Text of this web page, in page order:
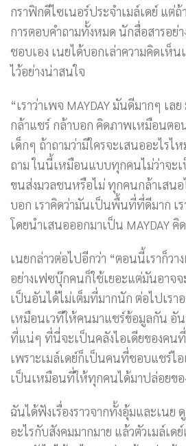
กราฟิกดีไซเนอร์ประจำเมล์เดย์ แต่ถ้
การตอบคำถามทั้งหมด นักสื่อสารอย่
ชอบเอง เนยได้บอกเล่าความคิดเห็น
ไว้อย่างน่าสนใจ
“เราว่าเพจ MAYDAY มันดีมากๆ เ
กล้าแชร์ กล้าบอก คิดภาพเหมือนตอ
เด็กๆ ถ้าถามว่ามีใครจะเสนออะไรไ
ถาม ในนี้เหมือนแบบทุกคนไม่ว่าจะ
ขนส่งมวลชนหรือไม่ ทุกคนกล้าเสนอ
บอก เราคิดว่ามันเป็นพื้นที่ที่ดีมาก เร
โดยนำเสนอออกมาเป็น MAYDAY คิ
เนยกล่าวต่อไปอีกว่า “ตอนนี้เราก็ว
อย่างเฟซบุ๊กคนก็ใช้เยอะแต่มันอาจ
เป็นอันได้ไม่เต็มที่มากนัก ต่อไปเรา
เหมือนเวทีให้คนมาแชร์ข้อมูลกัน อั
ที่แน่ๆ ที่นี่จะเป็นคลังไอเดียของคน
เพราะเมล์เดย์ก็เป็นคนที่ชอบแชร์ไ
เป็นเหมือนที่ให้ทุกคนได้มาปล่อยขอ
ฉันได้ฟังเรื่องราวจากทั้งอุ้มและเนย
อะไรกับสังคมมากมาย แล้วตัวเมล์เด